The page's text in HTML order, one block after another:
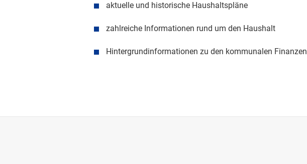
aktuelle und historische Haushaltspläne
zahlreiche Informationen rund um den Haushalt
Hintergrundinformationen zu den kommunalen Finanzen